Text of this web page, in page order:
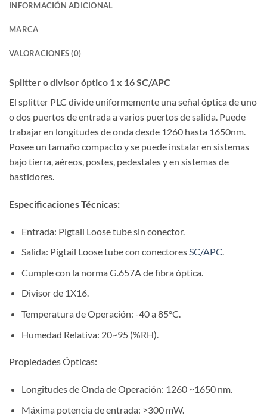
INFORMACIÓN ADICIONAL
MARCA
VALORACIONES (0)
Splitter o divisor óptico 1 x 16 SC/APC
El splitter PLC divide uniformemente una señal óptica de uno
o dos puertos de entrada a varios puertos de salida. Puede
trabajar en longitudes de onda desde 1260 hasta 1650nm.
Posee un tamaño compacto y se puede instalar en sistemas
bajo tierra, aéreos, postes, pedestales y en sistemas de
bastidores.
Especificaciones Técnicas:
Entrada: Pigtail Loose tube sin conector.
Salida: Pigtail Loose tube con conectoresSC/APC.
Cumple con la norma G.657A de fibra óptica.
Divisor de 1X16.
Temperatura de Operación: -40 a 85ºC.
Humedad Relativa: 20~95 (%RH).
Propiedades Ópticas:
Longitudes de Onda de Operación: 1260 ~1650 nm.
Máxima potencia de entrada: >300 mW.